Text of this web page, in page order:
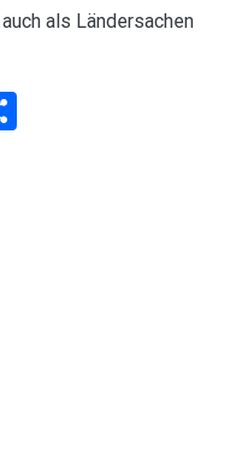
als Ländersachen